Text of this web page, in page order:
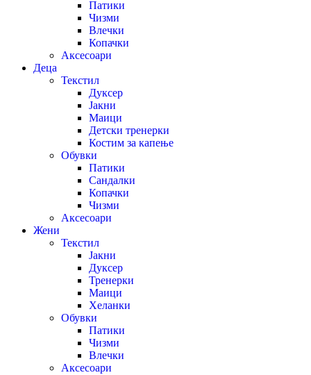
Патики
Чизми
Влечки
Копачки
Аксесоари
Деца
Текстил
Дуксер
Јакни
Маици
Детски тренерки
Костим за капење
Обувки
Патики
Сандалки
Копачки
Чизми
Аксесоари
Жени
Текстил
Јакни
Дуксер
Тренерки
Маици
Хеланки
Обувки
Патики
Чизми
Влечки
Аксесоари